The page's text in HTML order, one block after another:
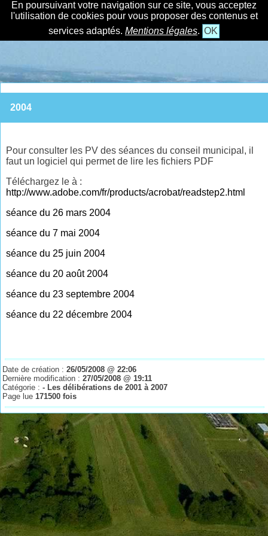
En poursuivant votre navigation sur ce site, vous acceptez
l'utilisation de cookies pour vous proposer des contenus et
services adaptés. Mentions légales. OK
2004
Pour consulter les PV des séances du conseil municipal, il
faut un logiciel qui permet de lire les fichiers PDF
Téléchargez le à :
http://www.adobe.com/fr/products/acrobat/readstep2.html
séance du 26 mars 2004
séance du 7 mai 2004
séance du 25 juin 2004
séance du 20 août 2004
séance du 23 septembre 2004
séance du 22 décembre 2004
Date de création :26/05/2008 @ 22:06
Dernière modification :27/05/2008 @ 19:11
Catégorie :- Les délibérations de 2001 à 2007
Page lue171500 fois